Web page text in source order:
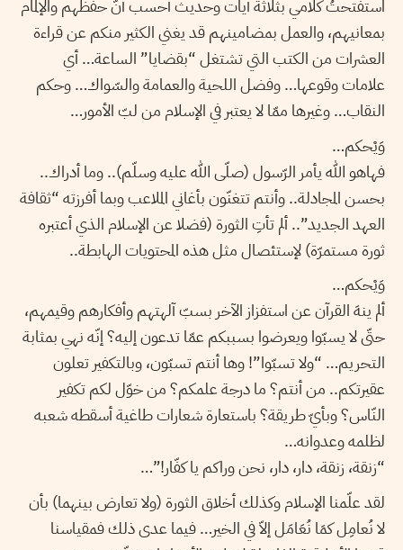
استفتحتُ كلامي بثلاثة آيات وحديث أحسب أنّ حفظهم والإلمام
بمعانيهم، والعمل بمضامينهم قد يغني الكثير منكم عن قراءة
العشرات من الكتب التي تشتغل “بقضايا” الساعة… أي
علامات وقوعها… وفضل اللحية والعمامة والسّواك… وحكم
النقاب… وغيرها ممّا لا يعتبر في الإسلام من لبّ الأمور…
وَيْحكم…
فهاهو الله يأمر الرّسول (صلّى الله عليه وسلّم).. وما أدراك..
بحسن المجادلة.. وأنتم تتغنّون بأغاني الملاعب وبما أفرزته “ثقافة
العهد الجديد”.. ألم تأتِ الثورة (فضلا عن الإسلام الذي أعتبره
ثورة مستمرّة) لإستئصال مثل هذه المحتويات الهابطة..
وَيْحكم…
ألم ينهَ القرآن عن استفزاز الآخر بسبّ آلهتهم وأفكارهم وقيمهم،
حتّى لا يسبّوا ويعرضوا بسببكم عمّا تدعون إليه؟ إنّه نهي بمثابة
التحريم… “ولا تسبّوا”! وها أنتم تسبّون، وبالتكفير تعلون
عقيرتكم.. من أنتم؟ ما درجة علمكم؟ من خوّل لكم تكفير
النّاس؟ وبأيّ طريقة؟ باستعارة شعارات طاغية أسقطه شعبه
لظلمه وعدوانه…
“زنقة، زنقة، دار، دار، نحن وراكم يا كفّار!”…
لقد علّمنا الإسلام وكذلك أخلاق الثورة (ولا تعارض بينهما) بأن
لا نُعامِل كمَا نُعَامَل إلاّ في الخير… فيما عدى ذلك فمقياسنا